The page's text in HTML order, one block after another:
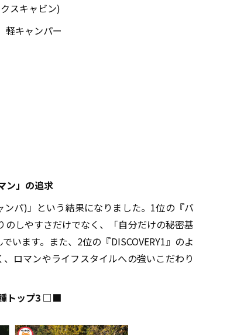
スキャビン)
軽キャンパー
ン」の追求
パ)」という結果になりました。1位の『バ
しやすさだけでなく、「自分だけの秘密基
います。また、2位の『DISCOVERY1』のよ
ロマンやライフスタイルへの強いこだわり
トップ3 □■